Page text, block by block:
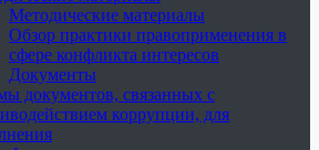
Методические материалы
Обзор практики правоприменения в
сфере конфликта интересов
Документы
документов, связанных с
коррупции, для